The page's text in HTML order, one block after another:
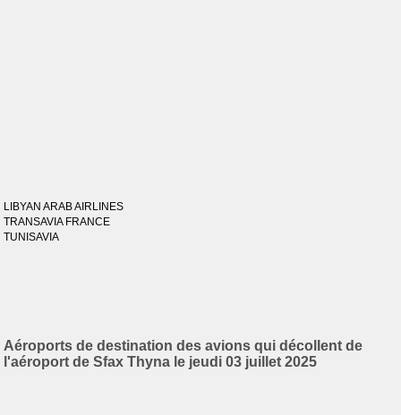
LIBYAN ARAB AIRLINES
TRANSAVIA FRANCE
TUNISAVIA
Aéroports de destination des avions qui décollent de
l'aéroport de Sfax Thyna le jeudi 03 juillet 2025